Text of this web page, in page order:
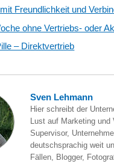
Freundlichkeit und
ohne Vertriebs- oder
– Direktvertrieb
Sven Lehmann
Hier schreibt der
Lust auf Marketing und
Supervisor,
deutschsprachig weit
Fällen, Blogger,